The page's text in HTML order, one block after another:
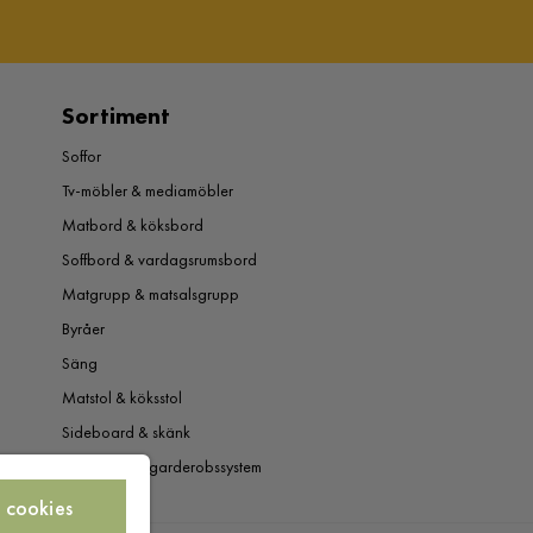
Sortiment
Soffor
Tv-möbler & mediamöbler
Matbord & köksbord
Soffbord & vardagsrumsbord
Matgrupp & matsalsgrupp
Byråer
Säng
Matstol & köksstol
Sideboard & skänk
Garderob & garderobssystem